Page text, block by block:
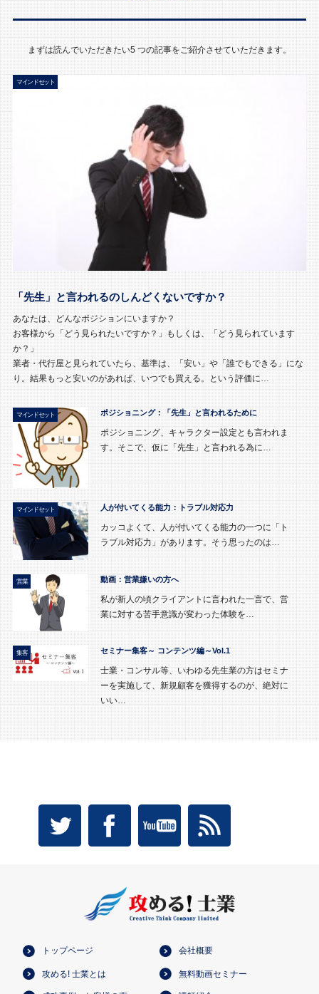
まずは読んでいただきたい5 つの記事をご紹介させていただきます。
マインドセット
「先生」と言われるのしんどくないですか？
あなたは、どんなポジションにいますか？
お客様から「どう見られたいですか？」もしくは、「どう見られています
か？」
業者・代行屋と見られていたら、基準は、「安い」や「誰でもできる」にな
り。結果もっと安いのがあれば、いつでも買える。という評価に…
マインドセット ポジショニング：「先生」と言われるために
ポジショニング、キャラクター設定とも言われま
す。そこで、仮に「先生」と言われる為に…
マインドセット 人が付いてくる能力：トラブル対応力
カッコよくて、人が付いてくる能力の一つに「ト
ラブル対応力」があります。そう思ったのは…
営業 動画：営業嫌いの方へ
私が新人の頃クライアントに言われた一言で、営
業に対する苦手意識が変わった体験を…
集客 セミナー集客～ コンテンツ編～Vol.1
士業・コンサル等、いわゆる先生業の方はセミナ
ーを実施して、新規顧客を獲得するのが、絶対に
いい…
トップページ 会社概要
攻める! 士業とは 無料動画セミナー